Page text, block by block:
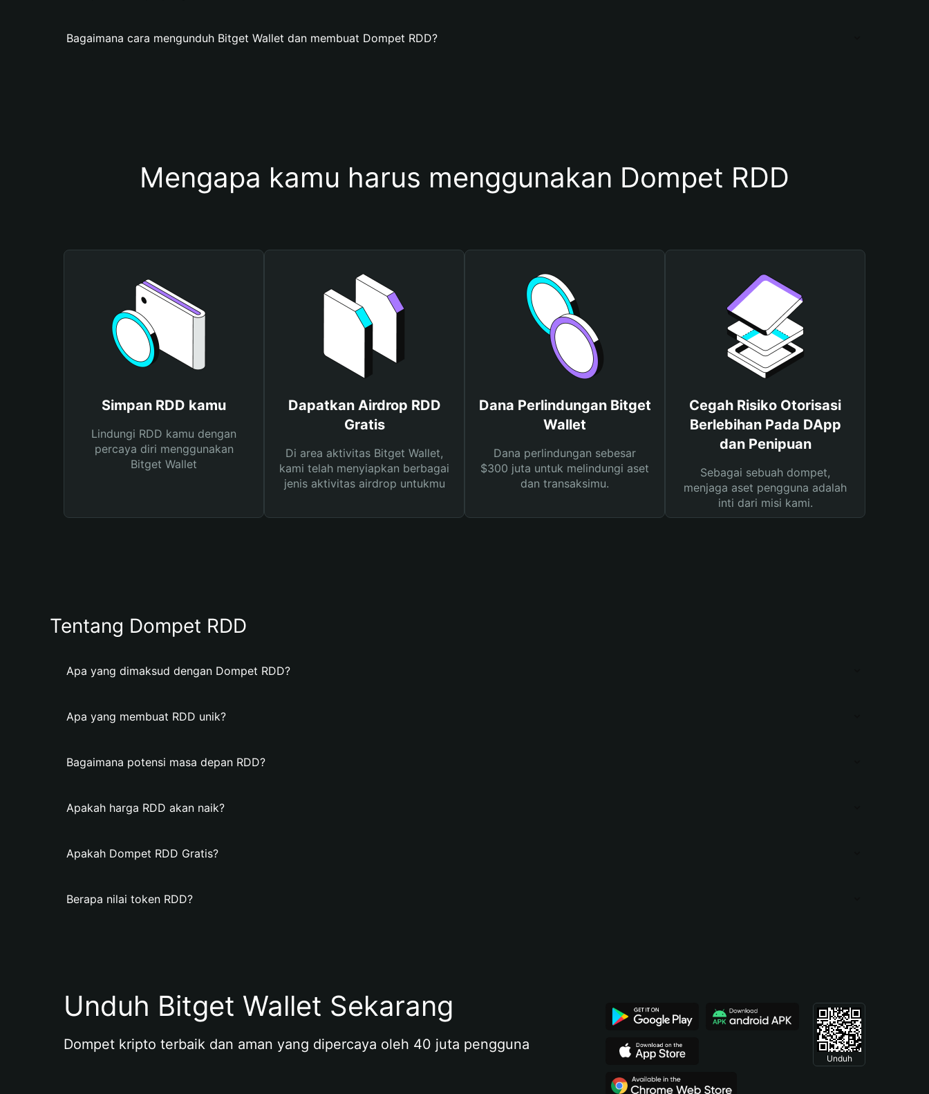
Bagaimana cara mengunduh Bitget Wallet dan membuat Dompet RDD?
Mengapa kamu harus menggunakan Dompet RDD
Simpan RDD kamu
Lindungi RDD kamu dengan
percaya diri menggunakan
Bitget Wallet
Dapatkan Airdrop RDD
Gratis
Di area aktivitas Bitget Wallet,
kami telah menyiapkan berbagai
jenis aktivitas airdrop untukmu
Dana Perlindungan Bitget
Wallet
Dana perlindungan sebesar
$300 juta untuk melindungi aset
dan transaksimu.
Cegah Risiko Otorisasi
Berlebihan Pada DApp
dan Penipuan
Sebagai sebuah dompet,
menjaga aset pengguna adalah
inti dari misi kami.
Tentang Dompet RDD
Apa yang dimaksud dengan Dompet RDD?
Apa yang membuat RDD unik?
Bagaimana potensi masa depan RDD?
Apakah harga RDD akan naik?
Apakah Dompet RDD Gratis?
Berapa nilai token RDD?
Unduh Bitget Wallet Sekarang
Dompet kripto terbaik dan aman yang dipercaya oleh 40 juta pengguna
Unduh